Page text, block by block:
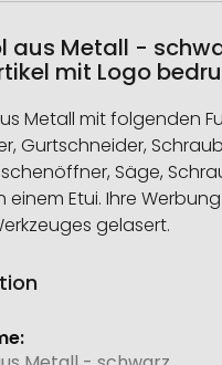
aus Metall -
mit Logo
Metall mit folgenden
Gurtschneider,
Säge,
einem Etui. Ihre
gelasert.